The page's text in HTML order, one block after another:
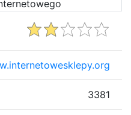
3381